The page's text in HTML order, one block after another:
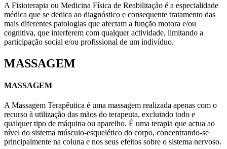
A Fisioterapia ou Medicina Física de Reabilitação é a especialidade
médica que se dedica ao diagnóstico e consequente tratamento das
mais diferentes patologias que afectam a função motora e/ou
cognitiva, que interferem com qualquer actividade, limitando a
participação social e/ou profissional de um indivíduo.
MASSAGEM
MASSAGEM
A Massagem Terapêutica é uma massagem realizada apenas com o
recurso à utilização das mãos do terapeuta, excluindo todo e
qualquer tipo de máquina ou aparelho. É uma terapia que actua ao
nível do sistema músculo-esquelético do corpo, concentrando-se
principalmente na coluna e nos seus efeitos sobre o sistema nervoso.